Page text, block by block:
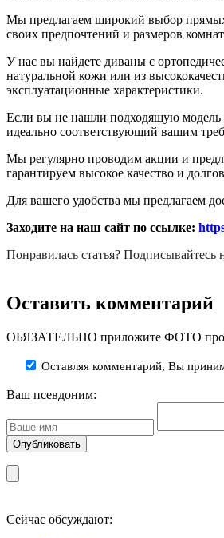
Мы предлагаем широкий выбор
своих предпочтений и размеров
У нас вы найдете диваны с
натуральной кожи или из
эксплуатационные характеристики.
Если вы не нашли подходящую модель
идеально соответствующий вашим
Мы регулярно проводим акции и
гарантируем высокое качество и
Для вашего удобства мы предлагаем
Заходите на наш сайт по ссылке:
Понравилась статья? Подписывайтесь
Оставить комментарий
ОБЯЗАТЕЛЬНО приложите ФОТО
Оставляя комментарий, Вы
Ваш псевдоним:
Сейчас обсуждают: